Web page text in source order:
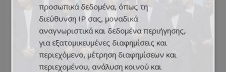
προσωπικά δεδομένα, όπως τη
διεύθυνση IP σας, μοναδικά
αναγνωριστικά και δεδομένα περιήγησης,
για εξατομικευμένες διαφημίσεις και
περιεχόμενο, μέτρηση διαφημίσεων και
περιεχομένου, ανάλυση κοινού και